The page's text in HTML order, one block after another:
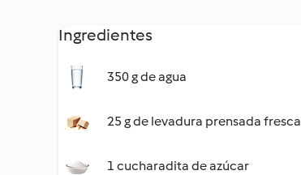
Ingredientes
350 g de agua
25 g de levadura prensada fresca
1 cucharadita de azúcar